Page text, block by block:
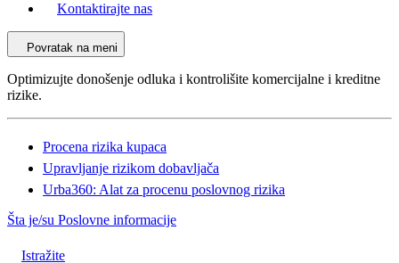
Kontaktirajte nas
Povratak na meni
Optimizujte donošenje odluka i kontrolišite komercijalne i kreditne
rizike.
Procena rizika kupaca
Upravljanje rizikom dobavljača
Urba360: Alat za procenu poslovnog rizika
Šta je/su Poslovne informacije
Istražite